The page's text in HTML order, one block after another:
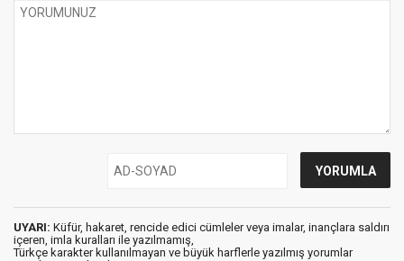
UYARI: Küfür, hakaret, rencide edici cümleler veya imalar, inançlara saldırı
içeren, imla kuralları ile yazılmamış,
Türkçe karakter kullanılmayan ve büyük harflerle yazılmış yorumlar